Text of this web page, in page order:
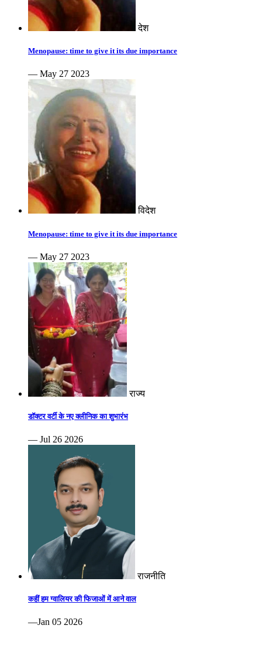
देश
Menopause: time to give it its due importance
— May 27 2023
विदेश
Menopause: time to give it its due importance
— May 27 2023
राज्य
डॉक्टर वर्टी के नए क्लीनिक का शुभारंभ
— Jul 26 2026
राजनीति
कहीं हम ग्वालियर की फिजाओं में आने वाल
—Jan 05 2026